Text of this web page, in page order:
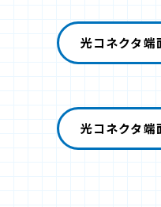
光コネクタ端
光コネクタ端